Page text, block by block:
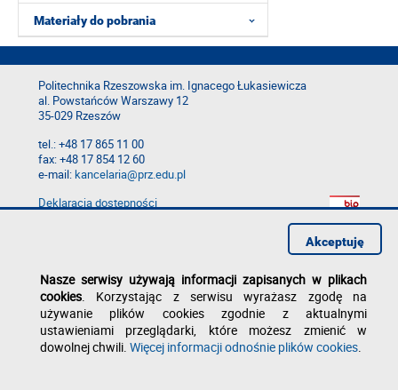
Materiały do pobrania
Politechnika Rzeszowska im. Ignacego Łukasiewicza
al. Powstańców Warszawy 12
35-029 Rzeszów
tel.: +48 17 865 11 00
fax: +48 17 854 12 60
e-mail:kancelaria@prz.edu.pl
Deklaracja dostępności
Nasze serwisy używają informacji zapisanych w plikach
cookies. Korzystając z serwisu wyrażasz zgodę na
używanie plików cookies zgodnie z aktualnymi
ustawieniami przeglądarki, które możesz zmienić w
dowolnej chwili. Więcej informacji odnośnie plików cookies.
Akceptuję